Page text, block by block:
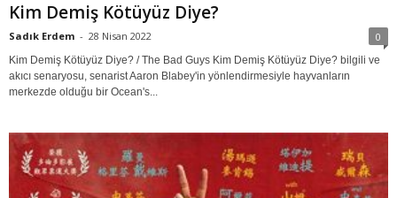
Kim Demiş Kötüyüz Diye?
Sadık Erdem - 28 Nisan 2022 0
Kim Demiş Kötüyüz Diye? / The Bad Guys Kim Demiş Kötüyüz Diye? bilgili ve
akıcı senaryosu, senarist Aaron Blabey'in yönlendirmesiyle hayvanların
merkezde olduğu bir Ocean's...